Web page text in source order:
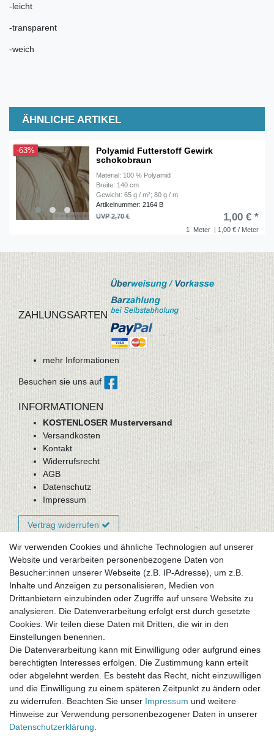
-leicht
-transparent
-weich
ÄHNLICHE ARTIKEL
-63%
Polyamid Futterstoff Gewirk
schokobraun
Material: 100 % Polyamid
Breite: 140 cm
Gewicht: 65 g / m²; 80 g / m
Artikelnummer: 2164 B
1 Meter | 1,00 € / Meter
UVP 2,70 € 1,00 € *
ZAHLUNGSARTEN
mehr Informationen
Besuchen sie uns auf
INFORMATIONEN
KOSTENLOSER Musterversand
Versandkosten
Kontakt
Widerrufsrecht
AGB
Datenschutz
Impressum
Vertrag widerrufen
Newsletter-Anmeldung
FAQ / Fragen
Mein Warenkorb
Mein Merkzettel
Mein Konto
UNSER LADENGESCHÄFT
Gottlieb-Daimler-Str. 10
33334 Gütersloh
ÖFFNUNGSZEITEN
Montag - Dienstag: 8.00 - 18.00 Uhr, Mittwoch Ruhetag,
Donnerstag: 8.00 - 18.00 Uhr, Freitag 8.00 - 14.00 Uhr
Wir verwenden Cookies und ähnliche Technologien auf unserer
Website und verarbeiten personenbezogene Daten von
Besucher:innen unserer Webseite (z.B. IP-Adresse), um z.B.
Inhalte und Anzeigen zu personalisieren, Medien von
Drittanbietern einzubinden oder Zugriffe auf unsere Website zu
analysieren. Die Datenverarbeitung erfolgt erst durch gesetzte
Cookies. Wir teilen diese Daten mit Dritten, die wir in den
Einstellungen benennen.
Die Datenverarbeitung kann mit Einwilligung oder aufgrund eines
berechtigten Interesses erfolgen. Die Zustimmung kann erteilt
oder abgelehnt werden. Es besteht das Recht, nicht einzuwilligen
und die Einwilligung zu einem späteren Zeitpunkt zu ändern oder
zu widerrufen. Beachten Sie unser Impressum und weitere
Hinweise zur Verwendung personenbezogener Daten in unserer
Daten­schutz­erklärung